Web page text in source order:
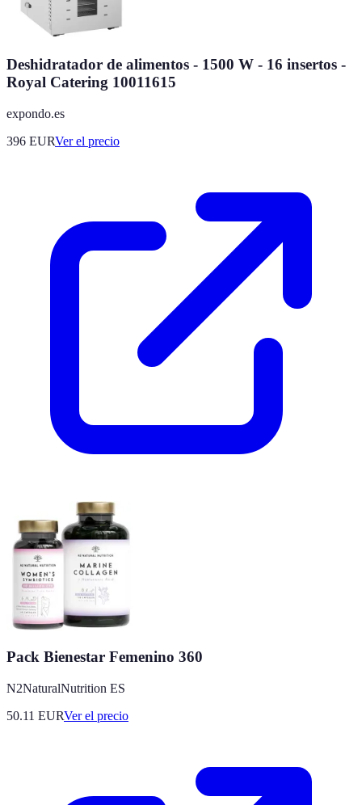
Deshidratador de alimentos - 1500 W - 16 insertos -
Royal Catering 10011615
expondo.es
396 EURVer el precio
Pack Bienestar Femenino 360
N2NaturalNutrition ES
50.11 EURVer el precio